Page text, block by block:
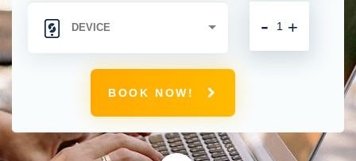
+
-
BOOK NOW!